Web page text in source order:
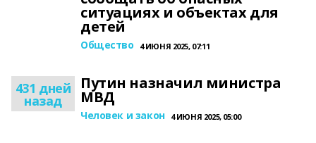
ситуациях и объектах для
детей
Общество 4 ИЮНЯ 2025, 07:11
431 дней
назад
Путин назначил министра
МВД
Человек и закон 4 ИЮНЯ 2025, 05:00